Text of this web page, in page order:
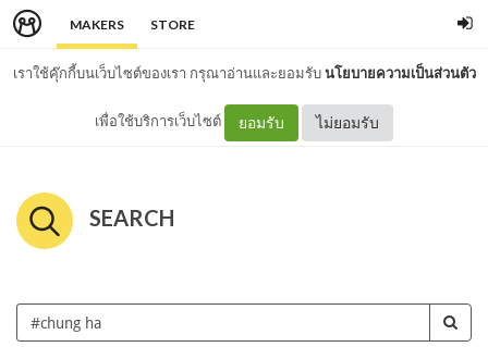
MAKERS STORE
เราใช้คุ๊กกี้บนเว็บไซต์ของเรา กรุณาอ่านและยอมรับนโยบายความเป็นส่วนตัว
เพื่อใช้บริการเว็บไซต์ ยอมรับ ไม่ยอมรับ
SEARCH